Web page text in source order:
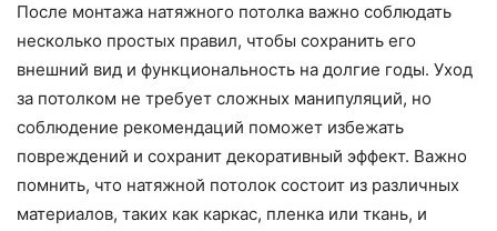
После монтажа натяжного потолка важно соблюдать
несколько простых правил, чтобы сохранить его
внешний вид и функциональность на долгие годы. Уход
за потолком не требует сложных манипуляций, но
соблюдение рекомендаций поможет избежать
повреждений и сохранит декоративный эффект. Важно
помнить, что натяжной потолок состоит из различных
материалов, таких как каркас, пленка или ткань, и